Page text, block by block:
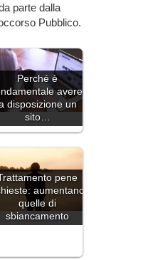
parte dalla
Pubblico.
Perché è
avere
disposizione un
sito…
pene
aumentano
quelle di
sbiancamento